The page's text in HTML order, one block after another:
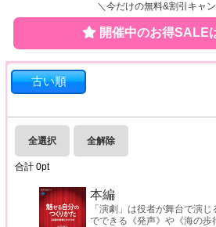
＼今だけの無料&割引キャ
開催中のお得SALE
古い順
全選択 全解除
合計 0pt
本編
「演劇」は役者が舞台で演
でできる《発声》や《海の歩